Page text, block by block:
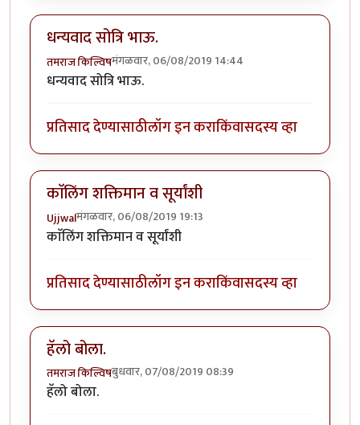
धन्यवाद सोत्रि भाऊ.
तमराज किल्विषमंगळवार, 06/08/2019 14:44
धन्यवाद सोत्रि भाऊ.
प्रतिसाद देण्यासाठीलॉग इन कराकिंवासदस्य व्हा
काॅलिंग शक्तिमान व सूर्यांशी
Ujjwalमंगळवार, 06/08/2019 19:13
काॅलिंग शक्तिमान व सूर्यांशी
प्रतिसाद देण्यासाठीलॉग इन कराकिंवासदस्य व्हा
हॅलो बोला.
तमराज किल्विषबुधवार, 07/08/2019 08:39
हॅलो बोला.